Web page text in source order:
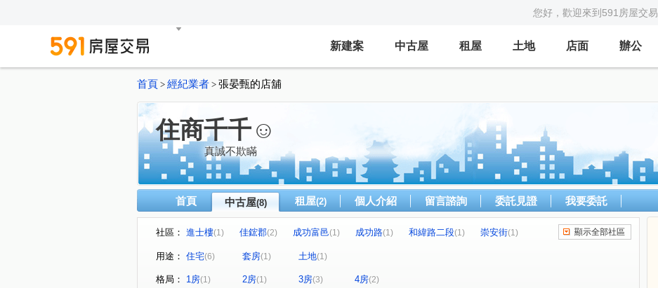
您好，歡迎來到591房屋交易
新建案 中古屋 租屋 土地 店面 辦公
首頁 > 經紀業者 > 張晏甄的店舖
住商千千☺
真誠不欺瞞
首頁 中古屋(8) 租屋(2) 個人介紹 留言諮詢 委託見證 我要委託
社區： 進士樓(1) 佳鋐郡(2) 成功富邑(1) 成功路(1) 和緯路二段(1) 崇安街(1)
中華北路一段 (2) (1)
顯示全部社區
用途： 住宅(6) 套房(1) 土地(1)
格局： 1房(1) 2房(1) 3房(3) 4房(2)